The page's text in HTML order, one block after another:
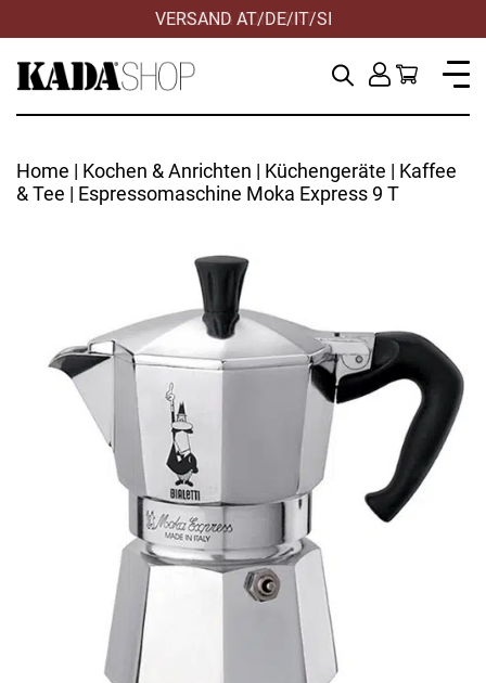
VERSAND AT/DE/IT/SI
Home | Kochen & Anrichten | Küchengeräte | Kaffee
& Tee | Espressomaschine Moka Express 9 T